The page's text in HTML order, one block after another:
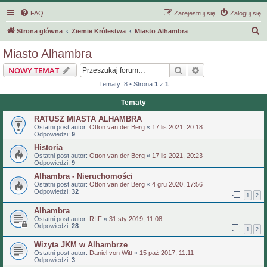
FAQ Zaloguj się
Zarejestruj się
Strona główna Ziemie Królestwa Miasto Alhambra
Miasto Alhambra
NOWY TEMAT Szukaj
Tematy: 8 • Strona 1 z 1
Tematy
RATUSZ MIASTA ALHAMBRA
Ostatni post autor: Otton van der Berg « 17 lis 2021, 20:18
Odpowiedzi: 9
Historia
Ostatni post autor: Otton van der Berg « 17 lis 2021, 20:23
Odpowiedzi: 9
Alhambra - Nieruchomości
Ostatni post autor: Otton van der Berg « 4 gru 2020, 17:56
Odpowiedzi: 32 1 2
Alhambra
Ostatni post autor: RIIF « 31 sty 2019, 11:08
Odpowiedzi: 28 1 2
Wizyta JKM w Alhambrze
Ostatni post autor: Daniel von Witt « 15 paź 2017, 11:11
Odpowiedzi: 3